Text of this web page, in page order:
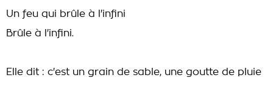
Un feu qui brûle à l'infini
Brûle à l'infini.
Elle dit : c'est un grain de sable, une goutte de pluie